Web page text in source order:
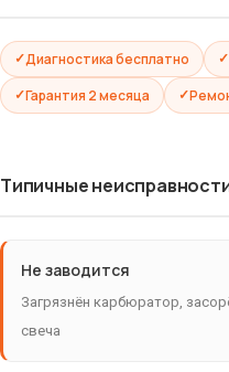
Диагностика бесплатно
Гарантия 2 месяца
Типичные
Не заводится
Загрязнён карбюратор,
свеча